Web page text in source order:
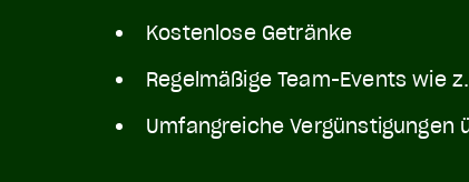
Kostenlose Getränke
Regelmäßige Team-Events wie
Umfangreiche Vergünstigungen